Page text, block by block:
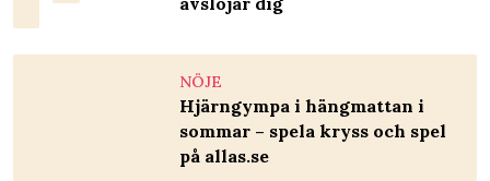
NÖJE
Hjärngympa i hängmattan i
sommar – spela kryss och spel
på allas.se